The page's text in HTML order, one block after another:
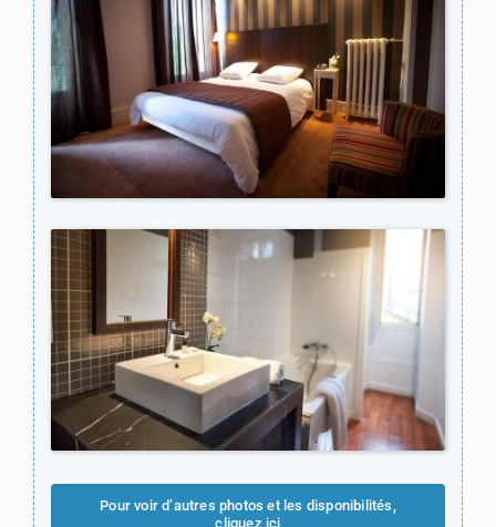
Pour voir d’autres photos et les disponibilités,
cliquez ici